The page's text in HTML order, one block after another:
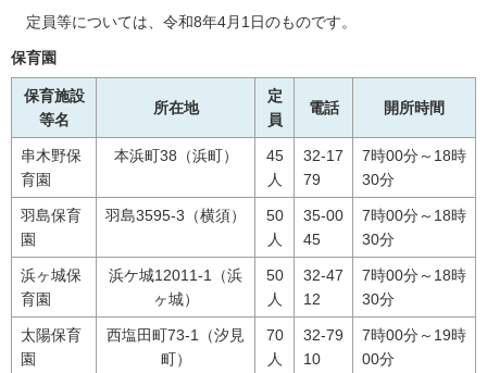
定員等については、令和8年4月1日のものです。
保育園
保育施設
等名
所在地
定
員
電話 開所時間
串木野保
育園
本浜町38（浜町）
45
人
32-17
79
7時00分～18時
30分
羽島保育
園
羽島3595-3（横須）
50
人
35-00
45
7時00分～18時
30分
浜ヶ城保
育園
浜ケ城12011-1（浜
ヶ城）
50
人
32-47
12
7時00分～18時
30分
太陽保育
園
西塩田町73-1（汐見
町）
70
人
32-79
10
7時00分～19時
00分